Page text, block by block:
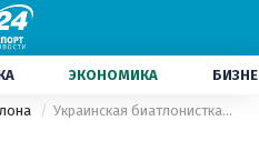
ЭКОНОМИКА
Украинская биатлонистка Екатерина Бех стала чемпионкой Европы